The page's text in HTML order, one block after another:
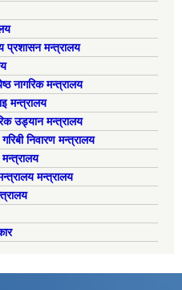
प्रशासन मन्त्रालय
नागरिक मन्त्रालय
मन्त्रालय
उड्यान मन्त्रालय
निवारण मन्त्रालय
मन्त्रालय